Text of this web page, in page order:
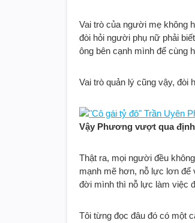
Vai trò của người mẹ không
đòi hỏi người phụ nữ phải
ông bên cạnh mình để cùng
Vai trò quản lý cũng vậy, đòi
Vậy Phương vượt qua
Thật ra, mọi người đều
mạnh mẽ hơn, nỗ lực lơn để
đời mình thì nỗ lực làm việc
Tôi từng đọc đâu đó có một